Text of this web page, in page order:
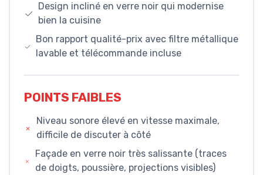
Design incliné en verre noir qui modernise
bien la cuisine
Bon rapport qualité-prix avec filtre métallique
lavable et télécommande incluse
POINTS FAIBLES
Niveau sonore élevé en vitesse maximale,
difficile de discuter à côté
Façade en verre noir très salissante (traces
de doigts, poussière, projections visibles)